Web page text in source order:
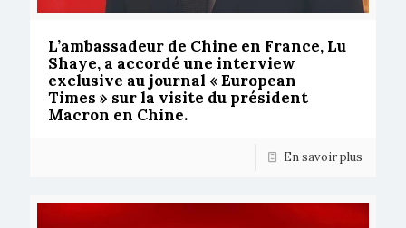
L’ambassadeur de Chine en France, Lu
Shaye, a accordé une interview
exclusive au journal « European
Times » sur la visite du président
Macron en Chine.
En savoir plus